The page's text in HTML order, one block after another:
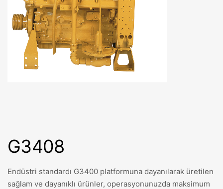
G3408
Endüstri standardı G3400 platformuna dayanılarak üretilen
sağlam ve dayanıklı ürünler, operasyonunuzda maksimum